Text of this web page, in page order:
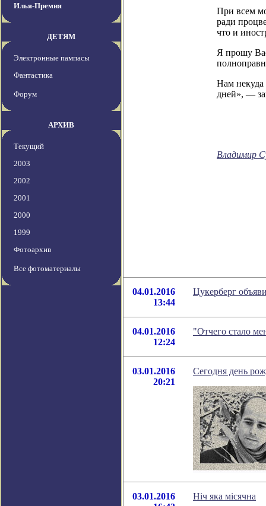
Илья-Премия
ДЕТЯМ
Электронные пампасы
Фантастика
Форум
АРХИВ
Текущий
2003
2002
2001
2000
1999
Фотоархив
Все фотоматериалы
При всем
ради
что и
Я прошу
Нам некуда
дней», —
Владимир
04.01.2016
13:44
Цукерберг
04.01.2016
12:24
"Отчего стало
03.01.2016
20:21
Сегодня день
03.01.2016
Нiч яка мiсячна